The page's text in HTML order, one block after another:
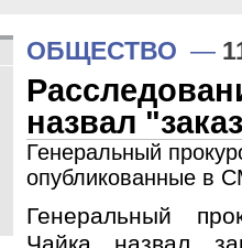
ОБЩЕСТВО —
назвал
Генеральный
опубликованные в
Генеральный